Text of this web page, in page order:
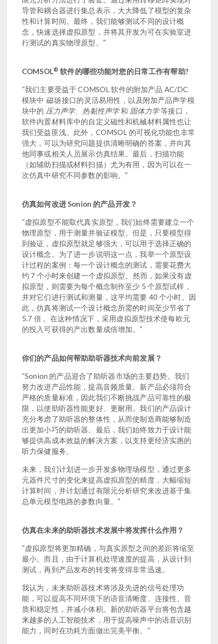
导管和耦合器进行集总表示，大大降低了模型的复杂
性和计算时间。最终，我们能够测试不同的设计概
念，快速选择虚拟原型，并将其开发为可在实验室进
行测试的真实物理原型。”
COMSOL® 软件的哪些功能对您的日常工作有帮助?
“我们主要受益于 COMSOL 软件的附加产品 AC/DC
模块中 磁场接口的灵活易用性，以及附加产品声学模
块中的 压力声学、 热黏性声学和 固体力学等接口，
软件内置材料库中的自定义磁性和机械材料属性也让
我们受益匪浅。此外，COMSOL 的可视化功能也非常
强大，可以为研究问题提供清晰明确的答案，并向其
他同事或相关人员展示仿真结果。最后，扫描功能
（如辅助扫描或材料扫描）尤为有用，因为可以在一
次仿真中研究不同参数的影响。”
仿真如何改进 Sonion 的产品开发？
“虚拟原型不能取代真实原型，我们始终需要建立一个
物理原型，用于测量并验证模型。但是，只要模型得
到验证，虚拟原型就足够强大，可以用于选择正确的
设计概念。为了进一步说明这一点，我举一个原型设
计过程的案例：每一个设计概念的测试，需要花费大
约 7 个小时来创建一个虚拟原型。然而，如果没有虚
拟原型，则需要为每个概念制作至少 5 个原型试样，
并对它们进行测试和测量，这平均需要 40 个小时。因
此，仿真将测试一个设计概念所需的时间至少节省了
5.7 倍 。在这种情况下，采用虚拟原型技术使每欧元
的投入可获得的产出数量成倍增加。”
你们的产品如何帮助助听器技术向前发展？
“Sonion 的产品迎合了助听器市场的主要趋势。我们
努力改进产品性能，提高音频质量。新产品必须符合
严格的质量标准，因此我们不断挑战产品可靠性的极
限，以使助听器性能更好、更耐用。我们的产品设计
充分考虑了助听器的整体性，从而使制造商能够制造
出更加小巧的助听器。最后，我们始终致力于设计能
够提供高成本效益的解决方案，以支持更经济实惠的
听力保健服务。
未来，我们计划进一步开发多物理场模型，通过更多
元器件尺寸的变化来提高虚拟原型的精度，大幅缩短
计算时间，并计划通过有限元分析研究来改进基于集
总单元模型电路的参数向量。”
仿真在未来的助听器技术发展中将发挥什么作用？
“虚拟原型将更加精确，与真实原型之间的差距将缩至
最小。而且，由于计算机处理速度的提高，从设计到
测试，再到产品发布的转变将变得非常迅速。
我认为，未来助听器技术将涉及先进的信号处理功
能，可以提高不同环境下的语音清晰度、连接性、音
质和稳定性，并减小体积。新的助听器平台将包含越
来越多的人工智能技术，用于提高噪声中的语音识别
能力，同时在功耗方面做出完美平衡。”